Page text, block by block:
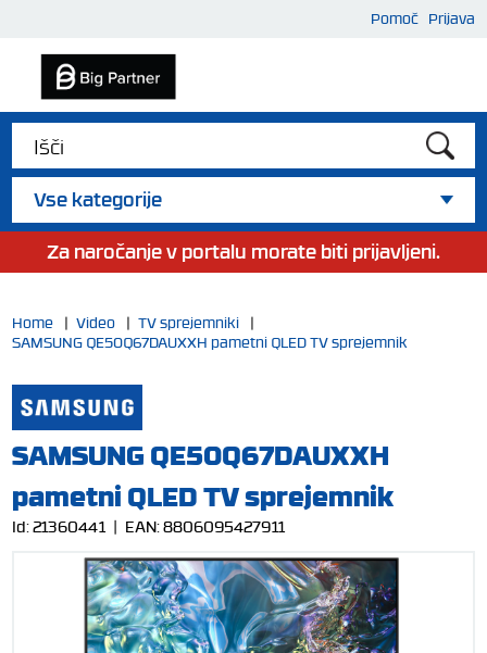
Pomoč Prijava
Vse kategorije
Za naročanje v portalu morate biti prijavljeni.
Home | Video | TV sprejemniki
|
SAMSUNG QE50Q67DAUXXH pametni QLED TV sprejemnik
SAMSUNG QE50Q67DAUXXH
pametni QLED TV sprejemnik
Id:21360441 | EAN:8806095427911